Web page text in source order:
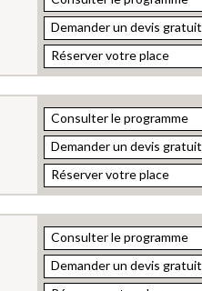
Demander un devis gratuit
Réserver votre place
Consulter le programme
Demander un devis gratuit
Réserver votre place
Consulter le programme
Demander un devis gratuit